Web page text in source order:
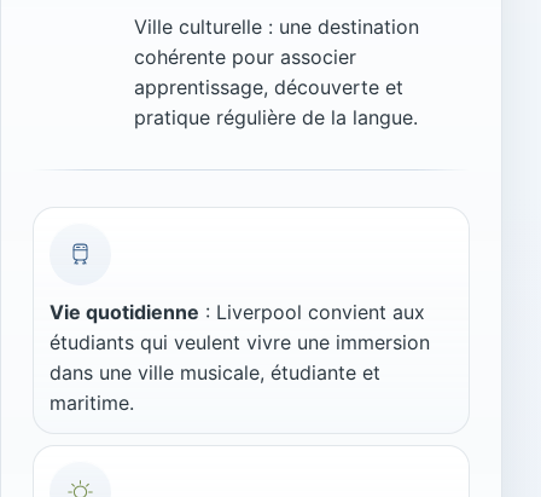
Ville culturelle : une destination
cohérente pour associer
apprentissage, découverte et
pratique régulière de la langue.
Vie quotidienne : Liverpool convient aux
étudiants qui veulent vivre une immersion
dans une ville musicale, étudiante et
maritime.